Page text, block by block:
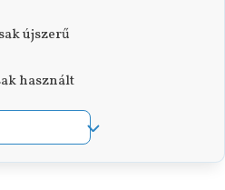
újszerű
használt
KERESŐ